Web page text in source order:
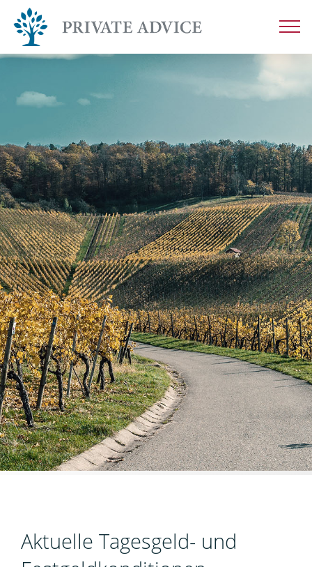
Aktuelle Tagesgeld- und